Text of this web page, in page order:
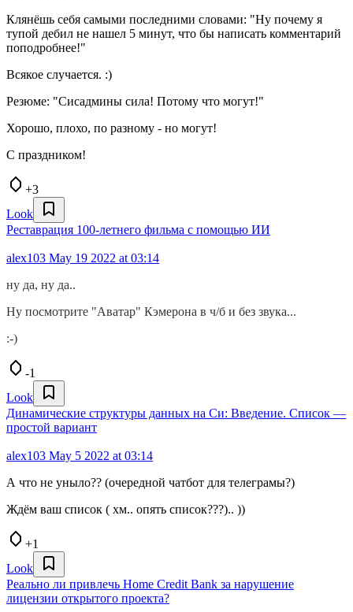
Клянёшь себя самыми последними словами: "Ну почему я
тупой дебил не нашел 5 минут, что бы написать комментарий
поподробнее!"
Всякое случается. :)
Резюме: "Сисадмины сила! Потому что могут!"
Хорошо, плохо, по разному - но могут!
С праздником!
+3
Look
Реставрация 100-летнего фильма с помощью ИИ
alex103 May 19 2022 at 03:14
ну да, ну да..
Ну посмотрите "Аватар" Кэмерона в ч/б и без звука...
:-)
-1
Look
Динамические структуры данных на Си: Введение. Список —
простой вариант
alex103 May 5 2022 at 03:14
А что не уныло?? (очередной чатбот для телеграмы?)
Ждём ваш список ( хм.. опять список???).. ))
+1
Look
Реально ли привлечь Home Credit Bank за нарушение
лицензии открытого проекта?